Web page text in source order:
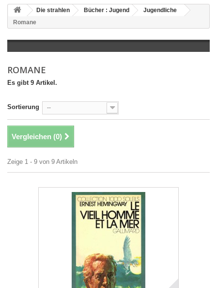
Die strahlen Bücher : Jugend
Jugendliche
Romane
ROMANE
Es gibt 9 Artikel.
Sortierung --
Vergleichen (0)
Zeige 1 - 9 von 9 Artikeln